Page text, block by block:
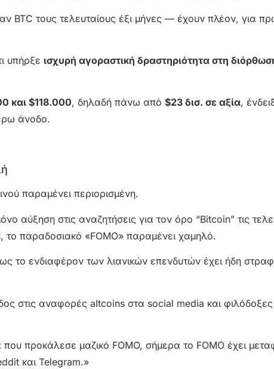
BTC τους τελευταίους έξι μήνες — έχουν πλέον, για
υπήρξε ισχυρή αγοραστική δραστηριότητα στη
και $118.000, δηλαδή πάνω από $23 δισ. σε αξία,
άνοδο.
παραμένει περιορισμένη.
αύξηση στις αναζητήσεις για τον όρο “Bitcoin” τις
παραδοσιακό «FOMO» παραμένει χαμηλό.
το ενδιαφέρον των λιανικών επενδυτών έχει ήδη
στις αναφορές altcoins στα social media και φιλόδοξες
προκάλεσε μαζικό FOMO, σήμερα το FOMO έχει
και Telegram.»